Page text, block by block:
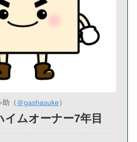
助（ ＠gashasuke）
ムオーナー7年目